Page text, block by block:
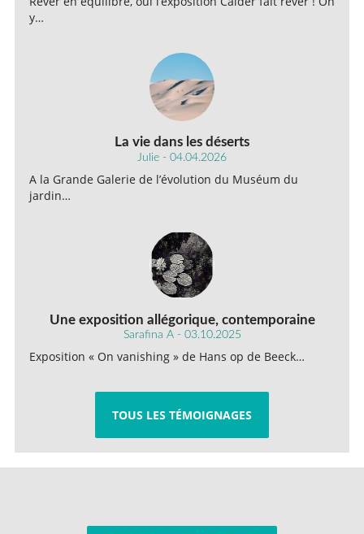
y…
La vie dans les déserts
Julie - 04.04.2026
A la Grande Galerie de l’évolution du Muséum du
jardin…
Une exposition allégorique, contemporaine
Sarafina A - 03.10.2025
Exposition « On vanishing » de Hans op de Beeck…
TOUS LES TÉMOIGNAGES